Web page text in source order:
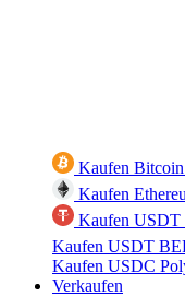
Kaufen Bitcoin
Kaufen
Kaufen USDT
Kaufen USDT
Kaufen USDC
Verkaufen